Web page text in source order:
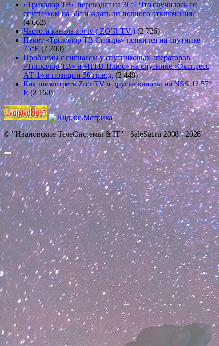
«Триколор ТВ» переводят на 36°? Что случилось со
спутником на 56° и ждать ли полного отключения?
(4 662)
Частота канала zor tv ( ZO’R TV ) (2 726)
Пакет «Триколор ТВ Сибирь» появился на спутнике
75°E (2 700)
Проблемы с сигналом у спутниковых операторов
«Триколор ТВ» и «НТВ-Плюс» на спутнике «Экспресс
АТ-1» в позиции 56 гр.в.д. (2 448)
Как посмотреть Zo’r TV и другие каналы на NSS-12 57°
E (2 150)
© "Ивановские ТелеСистемы & IT" - SaleSat.ru 2008 - 2026
Прокрутить
вверх